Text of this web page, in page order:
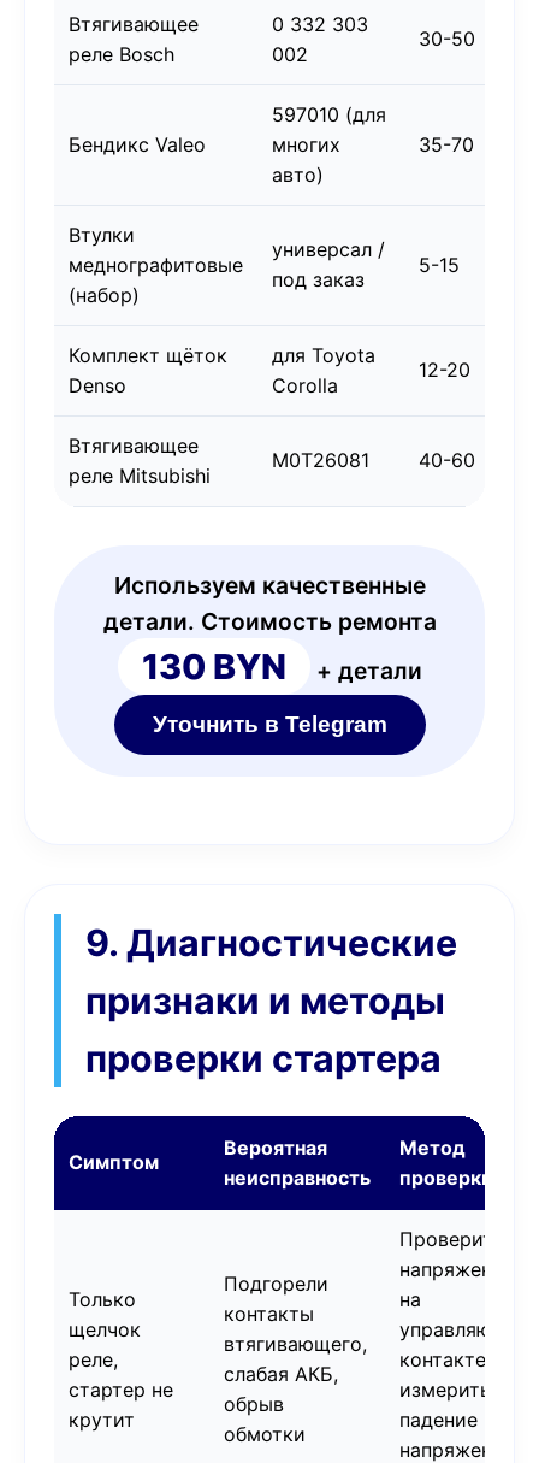
Втягивающее
реле Bosch
0 332 303
002
30-50
Бендикс Valeo
597010 (для
многих
авто)
35-70
Втулки
меднографитовые
(набор)
универсал /
под заказ
5-15
Комплект щёток
Denso
для Toyota
Corolla
12-20
Втягивающее
реле Mitsubishi
M0T26081 40-60
Используем качественные
детали. Стоимость ремонта
130 BYN + детали
Уточнить в Telegram
9. Диагностические
признаки и методы
проверки стартера
Симптом
Вероятная
неисправность
Метод
проверки
Только
щелчок
реле,
стартер не
крутит
Подгорели
контакты
втягивающего,
слабая АКБ,
обрыв
обмотки
Проверить
напряжение
на
управляющем
контакте 50,
измерить
падение
напряжения